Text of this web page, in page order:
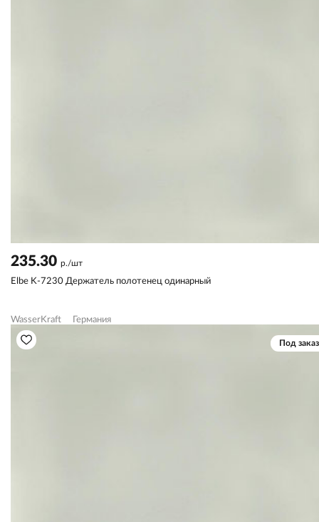
235.30 р./шт
Elbe K-7230 Держатель полотенец одинарный
WasserKraft Германия
Под заказ